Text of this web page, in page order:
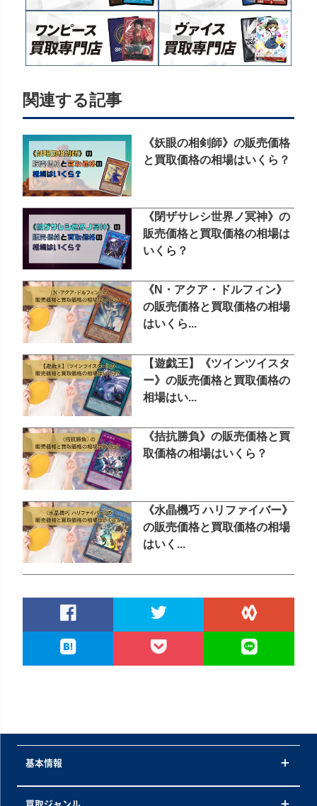
関連する記事
《妖眼の相剣師》の販売価格
と買取価格の相場はいくら？
《閉ザサレシ世界ノ冥神》の
販売価格と買取価格の相場は
いくら？
《N・アクア・ドルフィン》
の販売価格と買取価格の相場
はいくら...
【遊戯王】《ツインツイスタ
ー》の販売価格と買取価格の
相場はい...
《拮抗勝負》の販売価格と買
取価格の相場はいくら？
《水晶機巧 ハリファイバー》
の販売価格と買取価格の相場
はいく...
基本情報